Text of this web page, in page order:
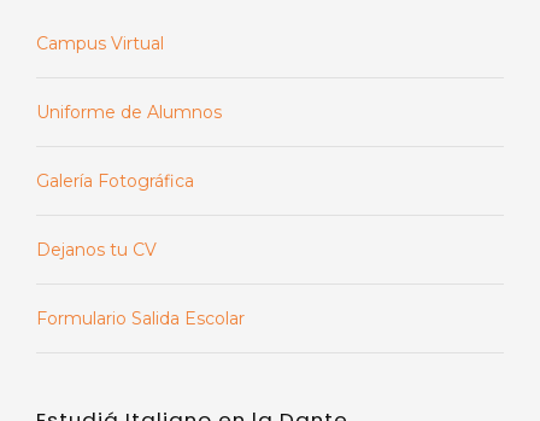
Campus Virtual
Uniforme de Alumnos
Galería Fotográfica
Dejanos tu CV
Formulario Salida Escolar